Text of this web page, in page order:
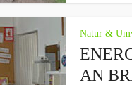
Natur &
AN